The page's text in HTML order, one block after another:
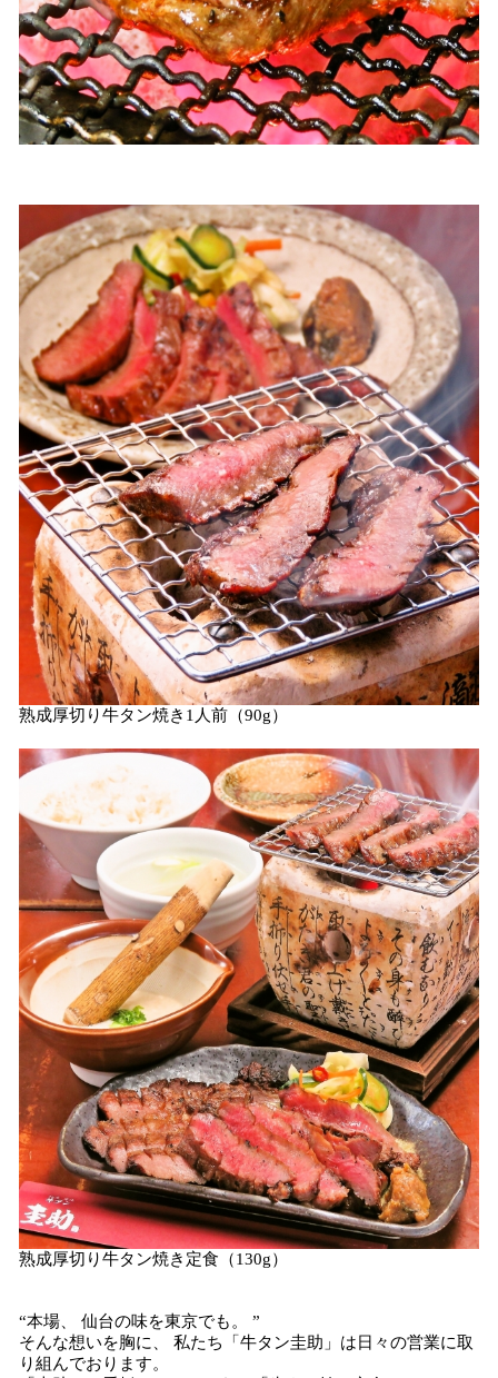
熟成厚切り牛タン焼き1人前（90g）
熟成厚切り牛タン焼き定食（130g）
“本場、 仙台の味を東京でも。 ”
そんな想いを胸に、 私たち「牛タン圭助」は日々の営業に取
り組んでおります。